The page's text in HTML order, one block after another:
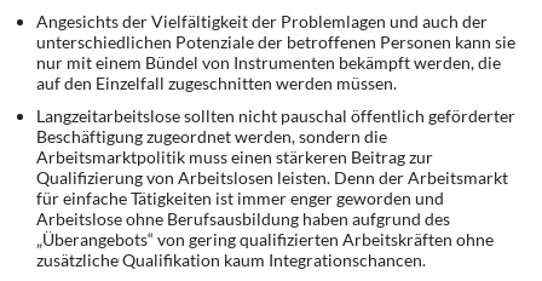
Weitere Themen
Memo-Gruppe
Institut Solidarische Moderne
Rosa-Luxemburg-Stiftung
Angesichts der Vielfältigkeit der Problemlagen und auch der
unterschiedlichen Potenziale der betroffenen Personen kann sie
nur mit einem Bündel von Instrumenten bekämpft werden, die
auf den Einzelfall zugeschnitten werden müssen.
Langzeitarbeitslose sollten nicht pauschal öffentlich geförderter
Beschäftigung zugeordnet werden, sondern die
Arbeitsmarktpolitik muss einen stärkeren Beitrag zur
Qualifizierung von Arbeitslosen leisten. Denn der Arbeitsmarkt
für einfache Tätigkeiten ist immer enger geworden und
Arbeitslose ohne Berufsausbildung haben aufgrund des
„Überangebots“ von gering qualifizierten Arbeitskräften ohne
zusätzliche Qualifikation kaum Integrationschancen.